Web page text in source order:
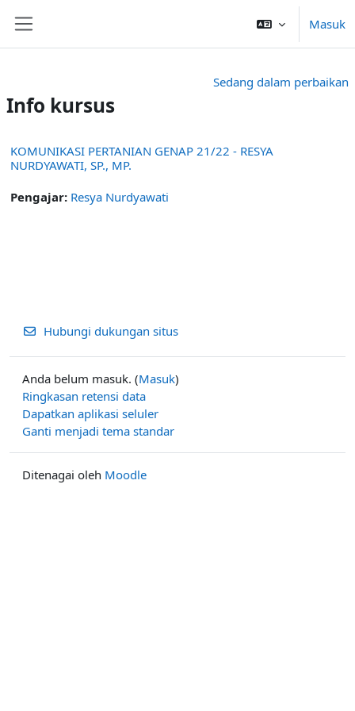
Masuk
Sedang dalam perbaikan
Info kursus
KOMUNIKASI PERTANIAN GENAP 21/22 - RESYA
NURDYAWATI, SP., MP.
Pengajar: Resya Nurdyawati
Hubungi dukungan situs
Anda belum masuk. (Masuk)
Ringkasan retensi data
Dapatkan aplikasi seluler
Ganti menjadi tema standar
Ditenagai oleh Moodle